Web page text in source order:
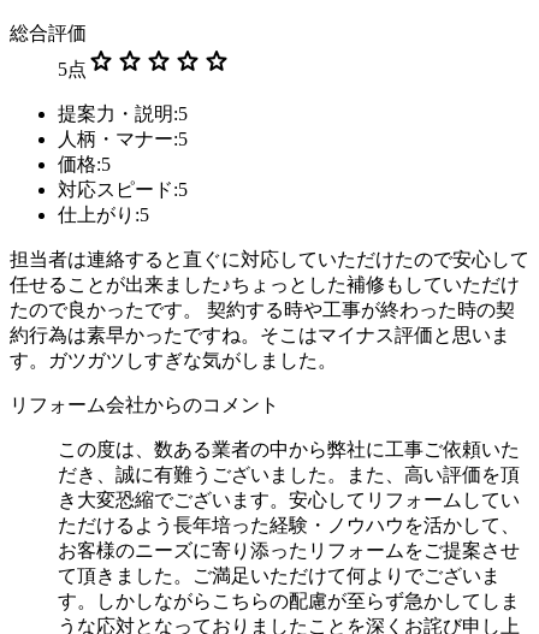
総合評価
5点 star star star star star
提案力・説明:5
人柄・マナー:5
価格:5
対応スピード:5
仕上がり:5
担当者は連絡すると直ぐに対応していただけたので安心して
任せることが出来ました♪ちょっとした補修もしていただけ
たので良かったです。 契約する時や工事が終わった時の契
約行為は素早かったですね。そこはマイナス評価と思いま
す。ガツガツしすぎな気がしました。
リフォーム会社からのコメント
この度は、数ある業者の中から弊社に工事ご依頼いた
だき、誠に有難うございました。また、高い評価を頂
き大変恐縮でございます。安心してリフォームしてい
ただけるよう長年培った経験・ノウハウを活かして、
お客様のニーズに寄り添ったリフォームをご提案させ
て頂きました。ご満足いただけて何よりでございま
す。しかしながらこちらの配慮が至らず急かしてしま
うな応対となっておりましたことを深くお詫び申し上